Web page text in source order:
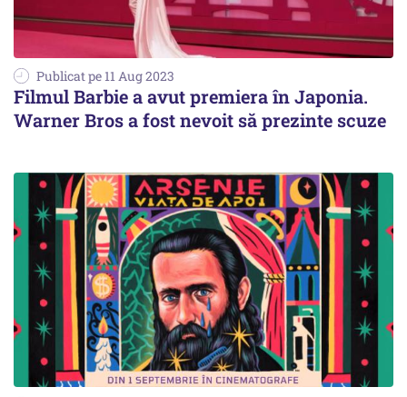
Publicat pe 11 Aug 2023
Filmul Barbie a avut premiera în Japonia.
Warner Bros a fost nevoit să prezinte scuze